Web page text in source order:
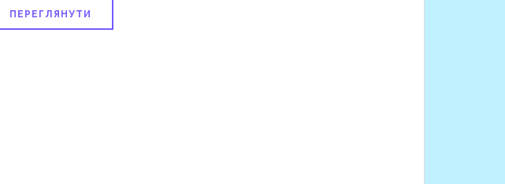
ПЕРЕГЛЯНУТИ